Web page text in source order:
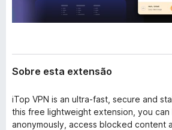
Sobre esta extensão
iTop VPN is an ultra-fast, secure and
this free lightweight extension, you
anonymously, access blocked content